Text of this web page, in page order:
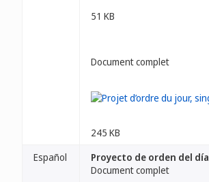
51 KB
Document complet
245 KB
Español
Proyecto de orden del día
Document complet